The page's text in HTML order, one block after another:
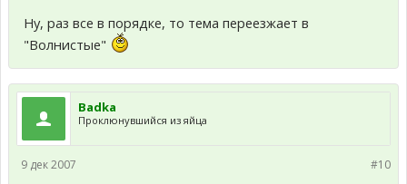
Ну, раз все в порядке, то тема переезжает в
"Волнистые"
Badka
Проклюнувшийся из яйца
#10
9 дек 2007